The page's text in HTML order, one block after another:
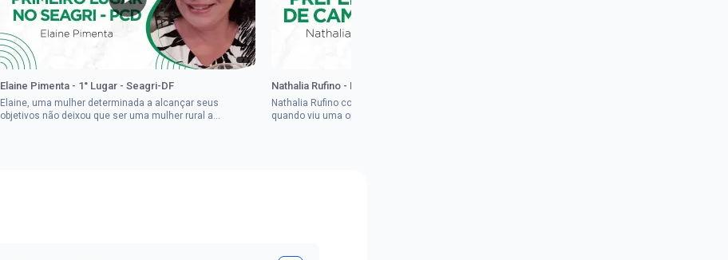
Elaine Pimenta - 1° Lugar - Seagri-DF
Elaine, uma mulher determinada a alcançar seus
objetivos não deixou que ser uma mulher rural a
Nathalia Rufino - Prefeitura de Campinas
Nathalia Rufino começou seus estudos com a Nova
quando viu uma oportunidade no concurso do Banco do